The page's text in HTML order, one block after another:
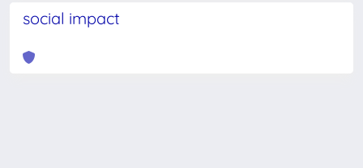
social impact